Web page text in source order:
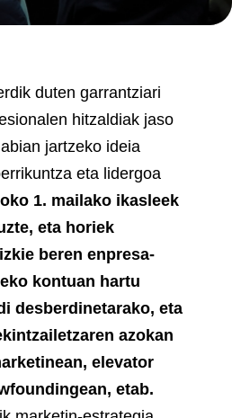
duten garrantziari
hitzaldiak jaso
jartzeko ideia
eta lidergoa
1. mailako ikasleek
eta horiek
beren enpresa-
kontuan hartu
desberdinetarako, eta
azokan
elevator
etab.